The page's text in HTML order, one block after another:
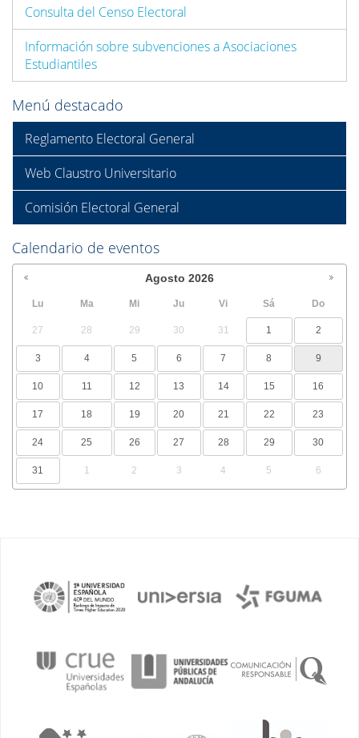
Consulta del Censo Electoral
Información sobre subvenciones a Asociaciones
Estudiantiles
Menú destacado
Reglamento Electoral General
Web Claustro Universitario
Comisión Electoral General
Calendario de eventos
Agosto 2026
Lu Ma Mi Ju Vi Sá Do
27 28 29 30 31 1 2
3 4 5 6 7 8 9
10 11 12 13 14 15 16
17 18 19 20 21 22 23
24 25 26 27 28 29 30
31 1 2 3 4 5 6